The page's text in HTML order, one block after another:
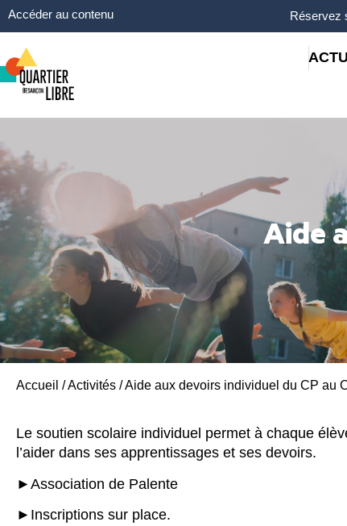
Accéder au contenu Réservez
Aide
Accueil /Activités /Aide aux devoirs individuel du CP au
Le soutien scolaire individuel permet à chaque
l’aider dans ses apprentissages et ses devoirs.
►Association de Palente
►Inscriptions sur place.
Panneau de gestion des cookies